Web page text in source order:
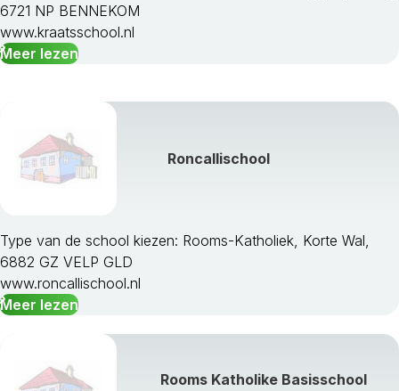
6721 NP BENNEKOM
www.kraatsschool.nl
Meer lezen
Roncallischool
Type van de school kiezen: Rooms-Katholiek, Korte Wal,
6882 GZ VELP GLD
www.roncallischool.nl
Meer lezen
Rooms Katholike Basisschool